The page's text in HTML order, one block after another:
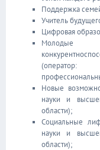
Поддержка
Учитель
Цифровая
Молодые
(оператор:
Новые
науки и
области);
Социальные
науки и
области);